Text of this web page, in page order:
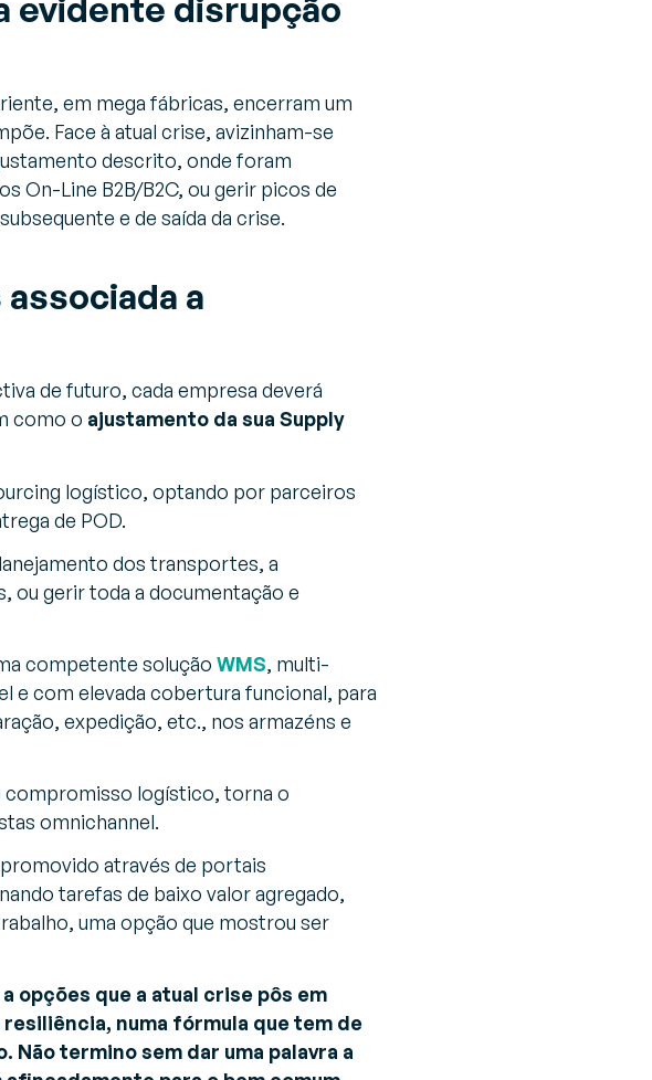
em mega fábricas, encerram um
Face à atual crise, avizinham-se
descrito, onde foram
On-Line B2B/B2C, ou gerir picos de
e de saída da crise.
a
de futuro, cada empresa deverá
como o ajustamento da sua Supply
logístico, optando por parceiros
de POD.
dos transportes, a
ou gerir toda a documentação e
competente solução WMS, multi-
e com elevada cobertura funcional, para
expedição, etc., nos armazéns e
compromisso logístico, torna o
omnichannel.
através de portais
tarefas de baixo valor agregado,
uma opção que mostrou ser
opções que a atual crise pôs em
numa fórmula que tem de
termino sem dar uma palavra a